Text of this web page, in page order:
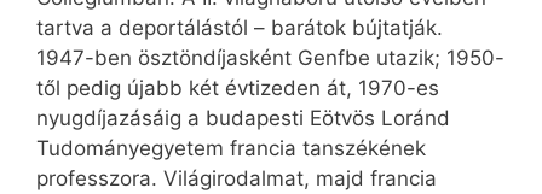
tartva a deportálástól – barátok bújtatják.
1947-ben ösztöndíjasként Genfbe utazik; 1950-
től pedig újabb két évtizeden át, 1970-es
nyugdíjazásáig a budapesti Eötvös Loránd
Tudományegyetem francia tanszékének
professzora. Világirodalmat, majd francia